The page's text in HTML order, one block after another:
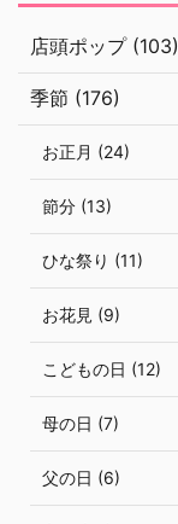
店頭ポップ (103)
季節 (176)
お正月 (24)
節分 (13)
ひな祭り (11)
お花見 (9)
こどもの日 (12)
母の日 (7)
父の日 (6)